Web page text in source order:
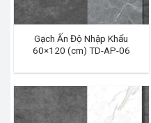
Gạch Ấn Độ Nhập Khẩu
60×120 (cm) TD-AP-06